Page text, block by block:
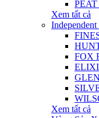
Xem tất cả
FOX
Xem tất cả